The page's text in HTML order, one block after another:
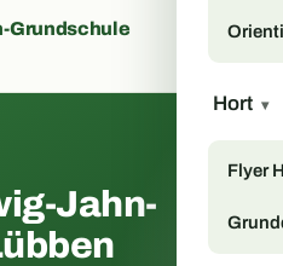
Grundschule
Hort ▾
Flyer
Jahn-